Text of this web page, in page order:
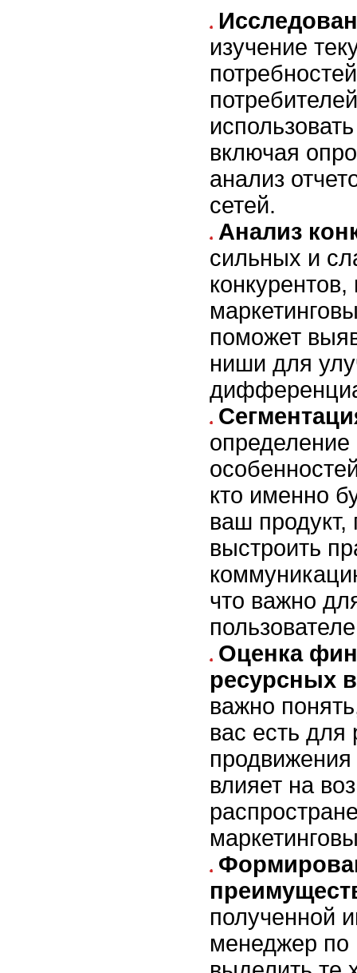
изучение
включая
анализ
сетей.
Анализ
сильных и
поможет
ниши для
кто именно
ваш продукт,
выстроить
что важно
Оценка
ресурсных
важно
вас есть для
влияет на
полученной
менеджер по